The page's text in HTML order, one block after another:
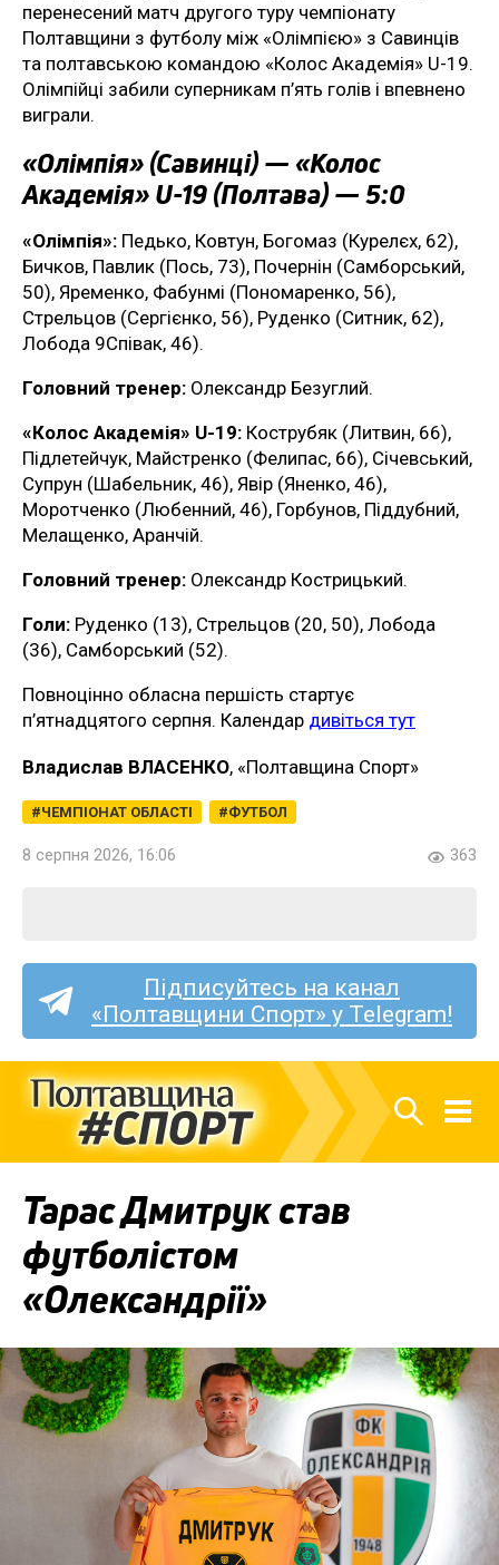
перенесений матч другого туру чемпіонату
Полтавщини з футболу між «Олімпією» з Савинців
та полтавською командою «Колос Академія» U-19.
Олімпійці забили суперникам п’ять голів і впевнено
виграли.
«Олімпія» (Савинці) — «Колос
Академія» U-19 (Полтава) — 5:0
«Олімпія»: Педько, Ковтун, Богомаз (Курелєх, 62),
Бичков, Павлик (Пось, 73), Почернін (Самборський,
50), Яременко, Фабунмі (Пономаренко, 56),
Стрельцов (Сергієнко, 56), Руденко (Ситник, 62),
Лобода 9Співак, 46).
Головний тренер: Олександр Безуглий.
«Колос Академія» U-19: Кострубяк (Литвин, 66),
Підлетейчук, Майстренко (Фелипас, 66), Січевський,
Супрун (Шабельник, 46), Явір (Яненко, 46),
Моротченко (Любенний, 46), Горбунов, Піддубний,
Мелащенко, Аранчій.
Головний тренер: Олександр Кострицький.
Голи: Руденко (13), Стрельцов (20, 50), Лобода
(36), Самборський (52).
Повноцінно обласна першість стартує
п’ятнадцятого серпня. Календар дивіться тут
Владислав ВЛАСЕНКО, «Полтавщина Спорт»
ЧЕМПІОНАТ ОБЛАСТІ ФУТБОЛ
8 серпня 2026, 16:06 363
Підписуйтесь на канал
«Полтавщини Спорт» у Telegram!
Тарас Дмитрук став
футболістом
«Олександрії»